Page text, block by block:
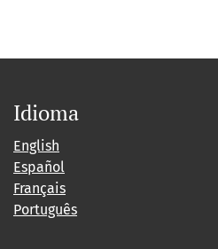
Idioma
English
Español
Français
Português